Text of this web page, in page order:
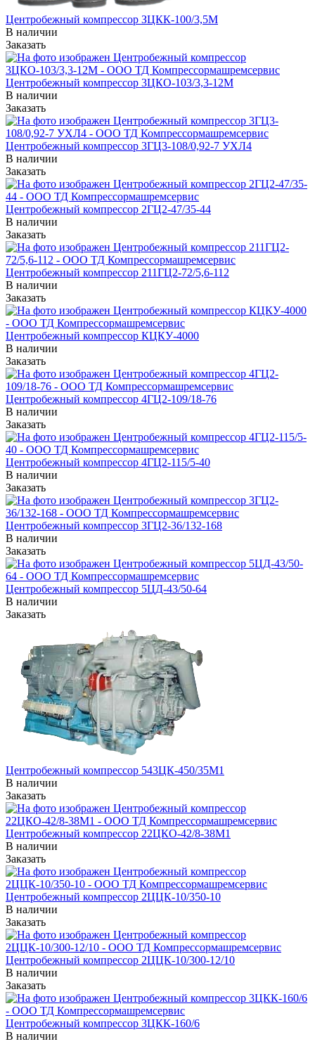
Центробежный компрессор ЗЦКК-100/3,5М
В наличии
Заказать
Центробежный компрессор 3ЦКО-103/3,3-12М
В наличии
Заказать
Центробежный компрессор 3ГЦ3-108/0,92-7 УХЛ4
В наличии
Заказать
Центробежный компрессор 2ГЦ2-47/35-44
В наличии
Заказать
Центробежный компрессор 211ГЦ2-72/5,6-112
В наличии
Заказать
Центробежный компрессор КЦКУ-4000
В наличии
Заказать
Центробежный компрессор 4ГЦ2-109/18-76
В наличии
Заказать
Центробежный компрессор 4ГЦ2-115/5-40
В наличии
Заказать
Центробежный компрессор 3ГЦ2-36/132-168
В наличии
Заказать
Центробежный компрессор 5ЦД-43/50-64
В наличии
Заказать
Центробежный компрессор 543ЦК-450/35М1
В наличии
Заказать
Центробежный компрессор 22ЦКО-42/8-38М1
В наличии
Заказать
Центробежный компрессор 2ЦЦК-10/350-10
В наличии
Заказать
Центробежный компрессор 2ЦЦК-10/300-12/10
В наличии
Заказать
Центробежный компрессор 3ЦКК-160/6
В наличии